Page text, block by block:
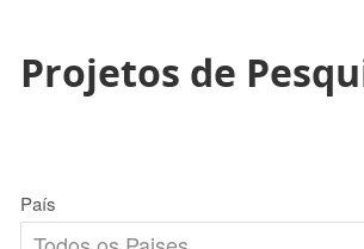
Projetos de
País